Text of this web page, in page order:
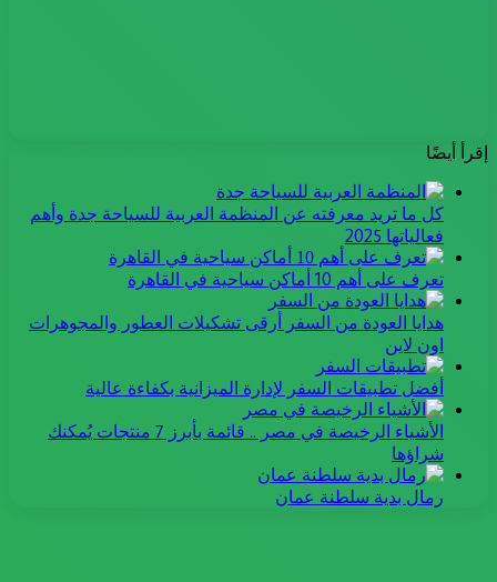
إقرأ أيضًا
كل ما تريد معرفته عن المنظمة العربية للسياحة جدة وأهم
فعالياتها 2025
تعرف على أهم 10 أماكن سياحية في القاهرة
هدايا العودة من السفر أرقى تشكيلات العطور والمجوهرات
اون لاين
أفضل تطبيقات السفر لإدارة الميزانية بكفاءة عالية
الأشياء الرخيصة في مصر .. قائمة بأبرز 7 منتجات يُمكنك
شراؤها
رمال بدية سلطنة عمان